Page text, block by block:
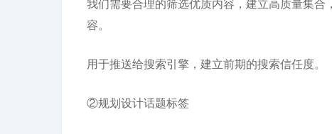
容。
用于推送给搜索引擎，建立前期的搜索信任度。
②规划设计话题标签